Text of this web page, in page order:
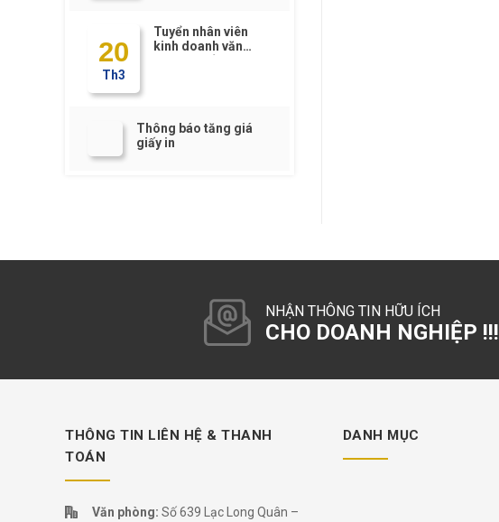
20
Th3
Tuyển nhân viên
kinh doanh văn
Thông báo tăng giá
giấy in
NHẬN THÔNG TIN HỮU ÍCH
CHO DOANH NGHIỆP !!!
THÔNG TIN LIÊN HỆ & THANH
TOÁN
Văn phòng: Số 639 Lạc Long Quân –
DANH MỤC